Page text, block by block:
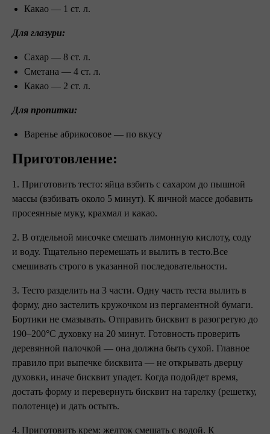
Какао — 1 ст. л.
Для глазури:
Сахар — 8 ст. л.
Сметана — 4 ст. л.
Какао — 2 ст. л.
Для пропитки:
Варенье абрикосовое — по вкусу
Приготовление:
1. Приготовить тесто: яйца взбить с сахаром до пышной
массы (взбивать около 5 минут). К яичной массе добавить
просеянные муку, крахмал и какао.
2. В отдельной мисочке смешать лимонную кислоту, соду
и воду. Тщательно перемешать и вылить в тесто.Все
смешивать строго в указанной последовательности.
3. Тесто разделить на 3 части. Одну часть теста вылить в
форму, дно застелить кружочком из пергаментной бумаги.
Бортики не смазывать. Отправить бисквит в разогретую до
190–200°C духовку на 20 минут. Готовность проверить
деревянной палочкой — она должна быть сухой. Главное
правило при выпечке бисквита — не открывать дверцу
духовки, иначе бисквит упадет. Когда подойдет время,
достать форму и перевернуть бисквит на тарелку (решетку,
полотенце) и дать остыть.
4. Приготовить крем: желток смешать с водой. К